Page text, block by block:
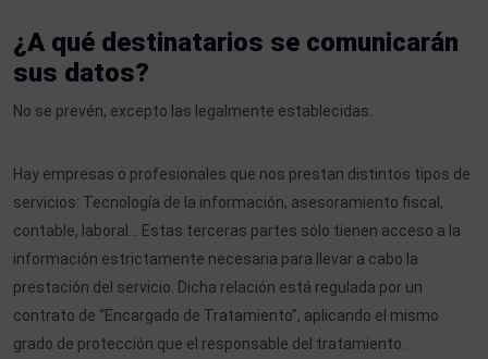
¿A qué destinatarios se comunicarán
sus datos?
No se prevén, excepto las legalmente establecidas.
Hay empresas o profesionales que nos prestan distintos tipos de
servicios: Tecnología de la información, asesoramiento fiscal,
contable, laboral… Estas terceras partes sólo tienen acceso a la
información estrictamente necesaria para llevar a cabo la
prestación del servicio. Dicha relación está regulada por un
contrato de “Encargado de Tratamiento”, aplicando el mismo
grado de protección que el responsable del tratamiento.